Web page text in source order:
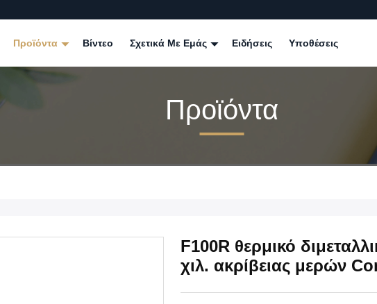
Προϊόντα Βίντεο Σχετικά Με Εμάς Ειδήσεις Υποθέσεις
Προϊόντα
F100R θερμικό
χιλ. ακρίβειας μερών